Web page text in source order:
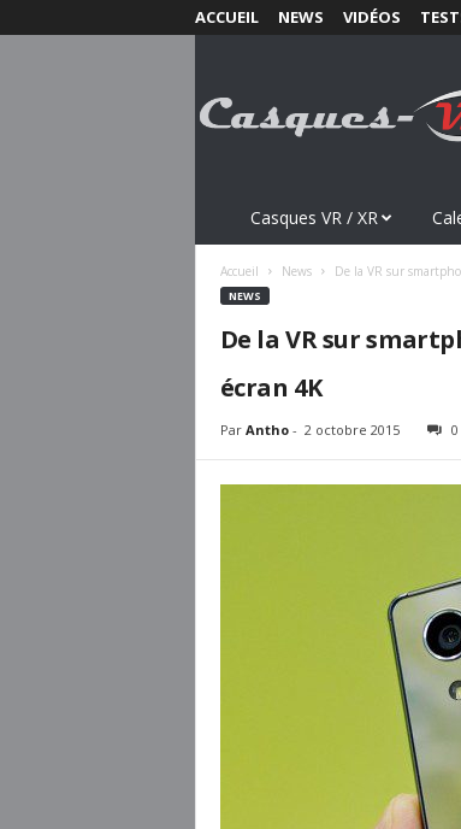
ACCUEIL NEWS VIDÉOS
s
Casques VR / XR
Accueil News De la VR sur
NEWS
De la VR sur
écran 4K
Par Antho- 2 octobre 2015 0